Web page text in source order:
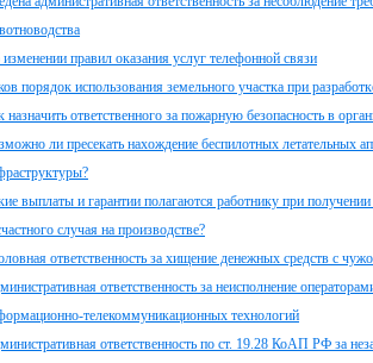
правил оказания услуг телефонной связи
порядок использования земельного участка при
назначить ответственного за пожарную безопасность в
ли пресекать нахождение беспилотных летательных
выплаты и гарантии полагаются работнику при
случая на производстве?
ответственность за хищение денежных средств с
ответственность за неисполнение
телекоммуникационных технологий
ответственность по ст. 19.28 КоАП РФ за